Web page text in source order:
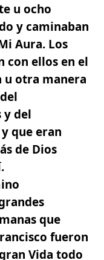
u ocho
y caminaban
Aura. Los
con ellos en el
u otra manera
y del
y que eran
de Dios
que
fueron
Vida todo